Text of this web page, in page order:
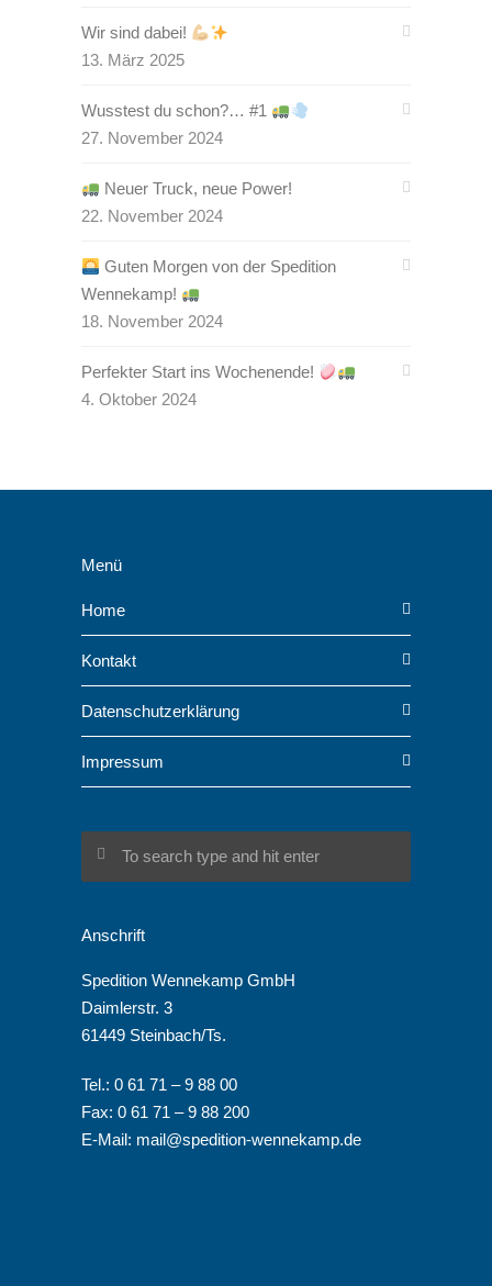
Wir sind dabei!
13. März 2025
Wusstest du schon?… #1
27. November 2024
Neuer Truck, neue Power!
22. November 2024
Guten Morgen von der Spedition
Wennekamp!
18. November 2024
Perfekter Start ins Wochenende!
4. Oktober 2024
Menü
Home
Kontakt
Datenschutzerklärung
Impressum
Anschrift
Spedition Wennekamp GmbH
Daimlerstr. 3
61449 Steinbach/Ts.
Tel.: 0 61 71 – 9 88 00
Fax: 0 61 71 – 9 88 200
E-Mail: mail@spedition-wennekamp.de